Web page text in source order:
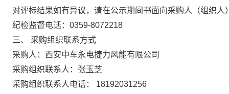
对评标结果如有异议，请在公示期间书面向采购人（组织
纪检监督电话：0359-8072218
三、 采购组织联系方式
采购人：西安中车永电捷力风能有限公司
采购组织联系人：张玉芝
采购组织联系人电话： 18192031256